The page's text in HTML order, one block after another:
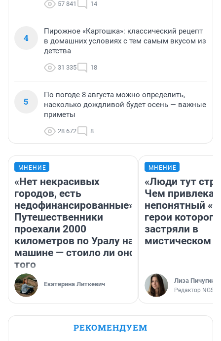
57 841 14
4
Пирожное «Картошка»: классический рецепт
в домашних условиях с тем самым вкусом из
детства
31 335 18
5
По погоде 8 августа можно определить,
насколько дождливой будет осень — важные
приметы
28 672 8
МНЕНИЕ
«Нет некрасивых
городов, есть
недофинансированные».
Путешественники
проехали 2000
километров по Уралу на
машине — стоило ли оно
того
Екатерина Литкевич
МНЕНИЕ
«Люди тут
Чем
непонятный
герои которого
застряли в
мистическом
Лиза Пичугина
Редактор
РЕКОМЕНДУЕМ